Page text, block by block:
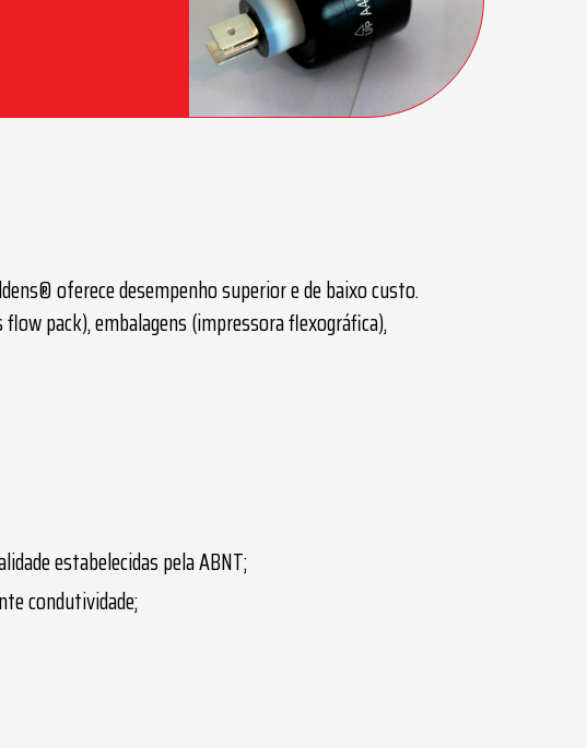
oferece desempenho superior e de baixo custo.
pack), embalagens (impressora flexográfica),
estabelecidas pela ABNT;
condutividade;